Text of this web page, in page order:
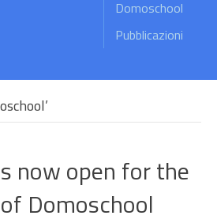
Domoschool
Pubblicazioni
now open for the
Domoschool